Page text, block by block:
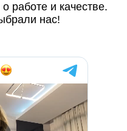
работе и качестве.
нас!